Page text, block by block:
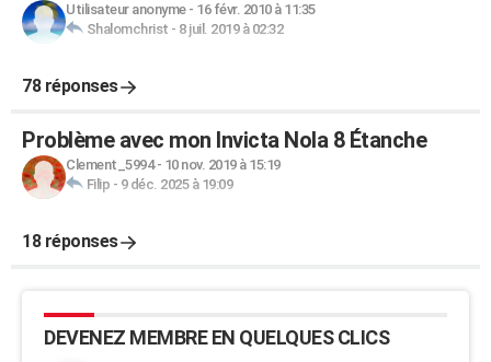
Utilisateur anonyme- 16 févr. 2010 à 11:35
Shalomchrist - 8 juil. 2019 à 02:32
78 réponses
Problème avec mon Invicta Nola 8 Étanche
Clement_5994- 10 nov. 2019 à 15:19
Filip - 9 déc. 2025 à 19:09
18 réponses
DEVENEZ MEMBRE EN QUELQUES CLICS